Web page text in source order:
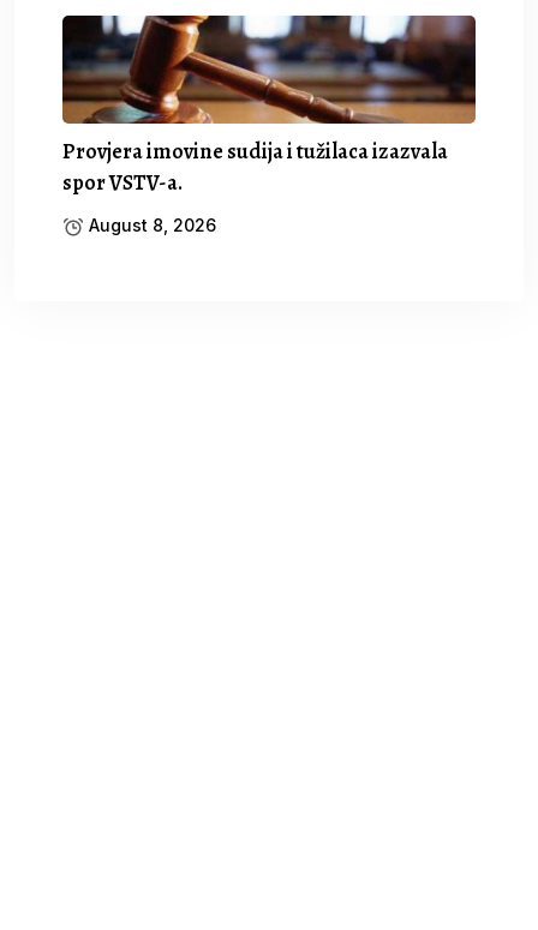
Provjera imovine sudija i tužilaca izazvala
spor VSTV-a.
August 8, 2026